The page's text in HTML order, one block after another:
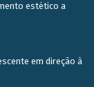
estético a
em direção à